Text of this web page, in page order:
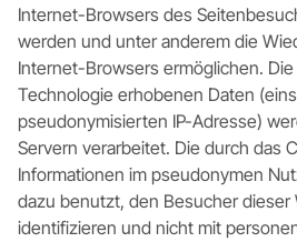
Internet-Browsers des
werden und unter anderem die
Internet-Browsers ermöglichen.
Technologie erhobenen Daten
pseudonymisierten IP-Adresse)
Servern verarbeitet. Die durch das
Informationen im pseudonymen
dazu benutzt, den Besucher dieser
identifizieren und nicht mit